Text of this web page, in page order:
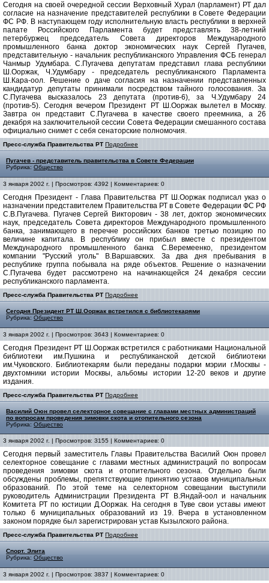
Сегодня на своей очередной сессии Верховный Хурал (парламент) РТ дал
согласие на назначение представителей республики в Совете Федерации
ФС РФ. В наступающем году исполнительную власть республики в верхней
палате Российского Парламента будет представлять 38-летний
петербуржец председатель Совета директоров Международного
промышленного банка доктор экономических наук Сергей Пугачев,
представительную - начальник республиканского Управления ФСБ генерал
Чанмыр Удумбара. С.Пугачева депутатам представил глава республики
Ш.Ооржак, Ч.Удумбару - председатель республиканского Парламента
Ш.Кара-оол. Решение о даче согласия на назначении представленных
кандидатур депутаты принимали посредством тайного голосования. За
С.Пугачева высказалось 23 депутата (против-6), за Ч.Удумбару 24
(против-5). Сегодня вечером Президент РТ Ш.Ооржак вылетел в Москву.
Завтра он представит С.Пугачева в качестве своего преемника, а 26
декабря на заключительной сессии Совета Федерации смешанного состава
официально снимет с себя сенаторские полномочия.
Пресс-служба Правительства РТ Подробнее
Пугачев - представитель правительства в Совете Федерации
Рубрика: Общество
3 января 2002 г. | Просмотров: 4392 | Комментариев: 0
Сегодня Президент - Глава Правительства РТ Ш.Ооржак подписал указ о
назначении представителем Правительства РТ в Совете Федерации ФС РФ
С.В.Пугачева. Пугачев Сергей Викторович - 38 лет, доктор экономических
наук, председатель Совета директоров Международного промышленного
банка, занимающего в перечне российских банков третью позицию по
величине капитала. В республику он прибыл вместе с президентом
Международного промышленного банка С.Веремеенко, президентом
компании "Русский уголь" В.Варшавских. За два дня пребывания в
республике группа побывала на ряде объектов. Решение о назначении
С.Пугачева будет рассмотрено на начинающейся 24 декабря сессии
республиканского парламента.
Пресс-служба Правительства РТ Подробнее
Сегодня Президент РТ Ш.Ооржак встретился с библиотекарями
Рубрика: Общество
3 января 2002 г. | Просмотров: 3643 | Комментариев: 0
Сегодня Президент РТ Ш.Ооржак встретился с работниками Национальной
библиотеки им.Пушкина и республиканской детской библиотеки
им.Чуковского. Библиотекарям были переданы подарки мэрии г.Москвы -
двухтомники истории Москвы, альбомы истории 12-20 веков и другие
издания.
Пресс-служба Правительства РТ Подробнее
Василий Оюн провел селекторное совещание с главами местных администраций
по вопросам проведения зимовки скота и отопительного сезона
Рубрика: Общество
3 января 2002 г. | Просмотров: 3155 | Комментариев: 0
Сегодня первый заместитель Главы Правительства Василий Оюн провел
селекторное совещание с главами местных администраций по вопросам
проведения зимовки скота и отопительного сезона. Отдельно были
обсуждены проблемы, препятствующие принятию уставов муниципальных
образований. По этой теме на селекторном совещании выступили
руководитель Администрации Президента РТ В.Яндай-оол и начальник
Комитета РТ по юстиции Д.Ооржак. На сегодня в Туве свои уставы имеют
только 6 муниципальных образований из 19. Вчера в установленном
законом порядке был зарегистрирован устав Кызылского района.
Пресс-служба Правительства РТ Подробнее
Спорт. Элита
Рубрика: Общество
3 января 2002 г. | Просмотров: 3837 | Комментариев: 0